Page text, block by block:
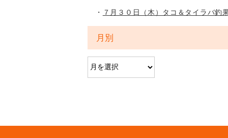
７月３０日（木）タコ＆タイラバ釣
月別